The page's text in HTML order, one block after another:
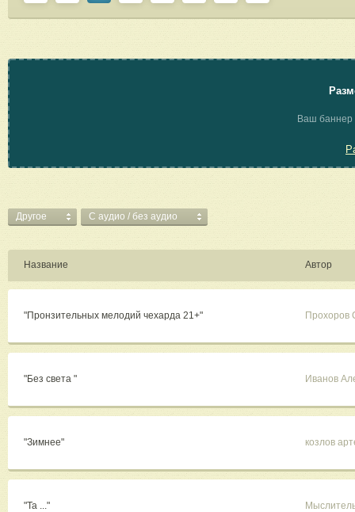
Ваш баннер
Другое C аудио / без аудио
Название Автор
"Пронзительных мелодий чехарда 21+" Прохоров
"Без света " Иванов
"Зимнее" козлов
"Та ..."